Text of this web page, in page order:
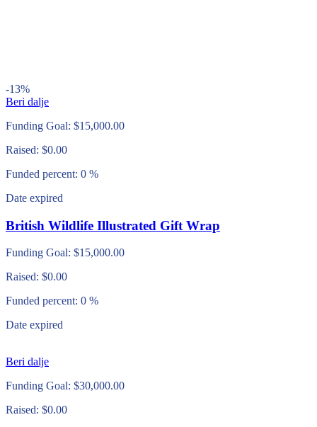
-13%
Beri dalje
Funding Goal: $15,000.00
Raised: $0.00
Funded percent: 0 %
Date expired
British Wildlife Illustrated Gift Wrap
Funding Goal: $15,000.00
Raised: $0.00
Funded percent: 0 %
Date expired
Beri dalje
Funding Goal: $30,000.00
Raised: $0.00